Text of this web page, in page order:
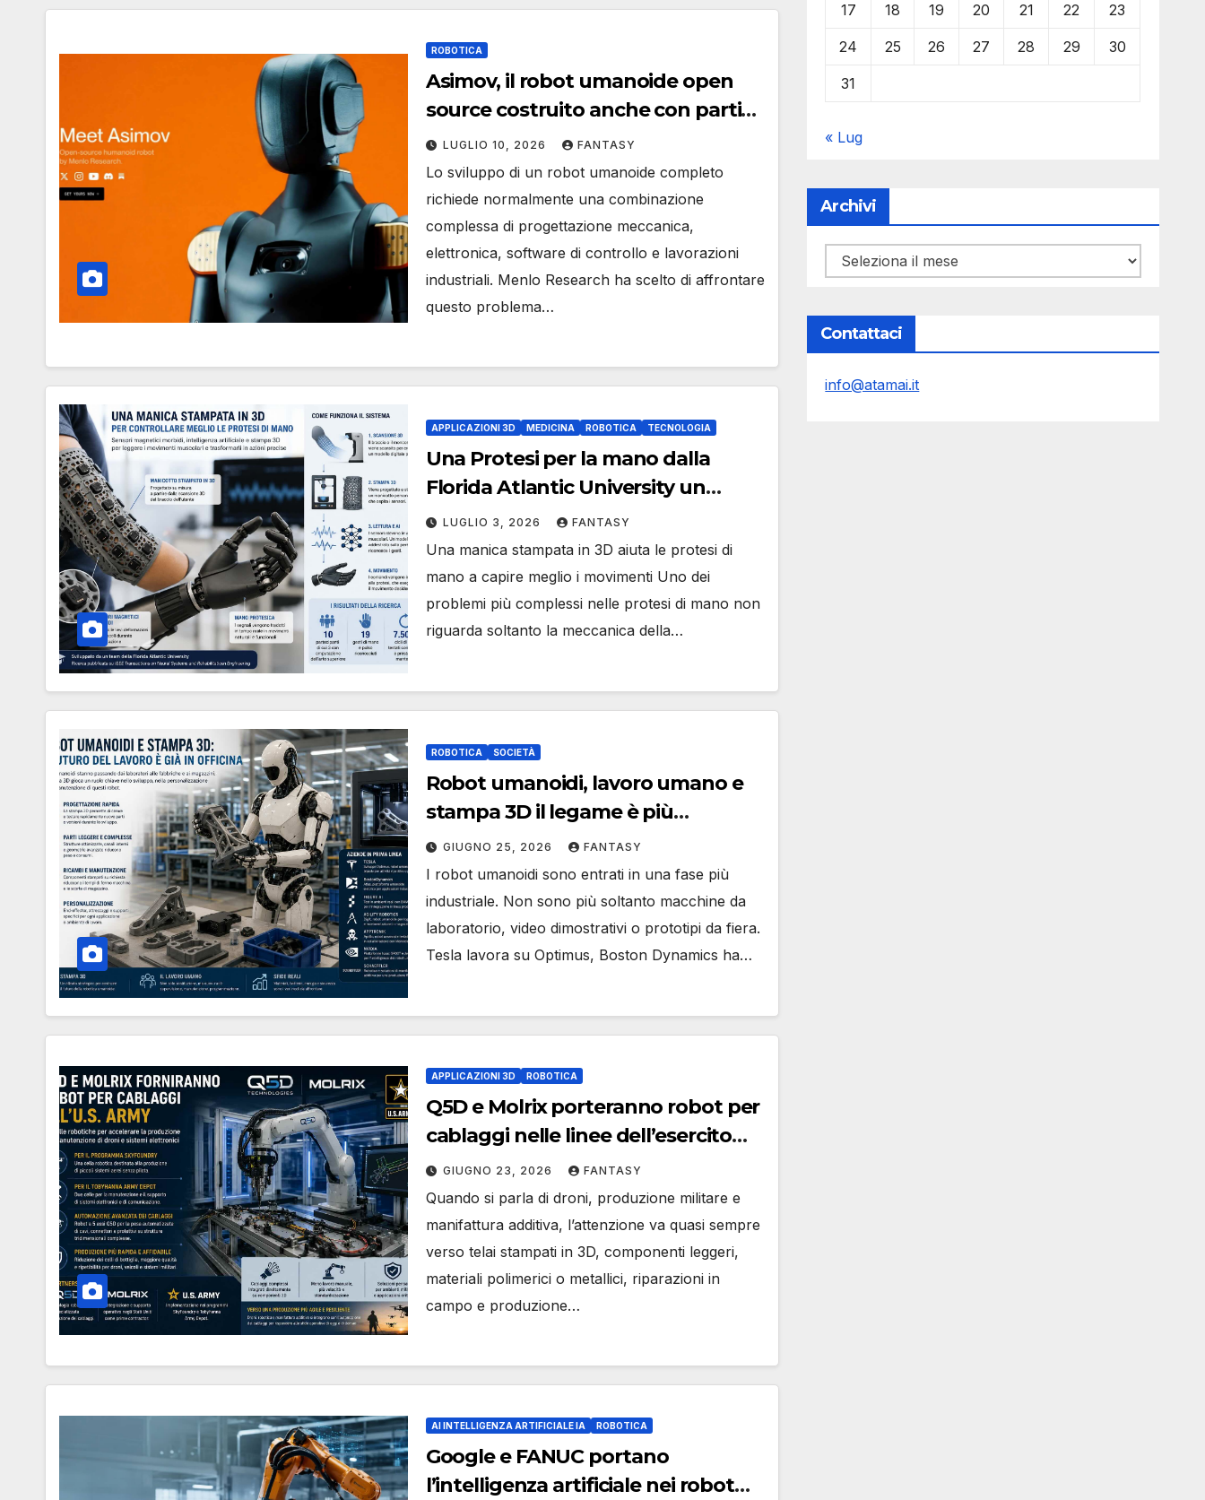
ROBOTICA
Asimov, il robot umanoide open
source costruito anche con parti
stampate in 3D
LUGLIO 10, 2026 FANTASY
Lo sviluppo di un robot umanoide completo
richiede normalmente una combinazione
complessa di progettazione meccanica,
elettronica, software di controllo e lavorazioni
industriali. Menlo Research ha scelto di affrontare
questo problema…
APPLICAZIONI 3D MEDICINA ROBOTICA TECNOLOGIA
Una Protesi per la mano dalla
Florida Atlantic University un
manicotto 3D con sensori
magnetici
LUGLIO 3, 2026 FANTASY
Una manica stampata in 3D aiuta le protesi di
mano a capire meglio i movimenti Uno dei
problemi più complessi nelle protesi di mano non
riguarda soltanto la meccanica della…
ROBOTICA SOCIETÀ
Robot umanoidi, lavoro umano e
stampa 3D il legame è più
concreto di quanto sembri
GIUGNO 25, 2026 FANTASY
I robot umanoidi sono entrati in una fase più
industriale. Non sono più soltanto macchine da
laboratorio, video dimostrativi o prototipi da fiera.
Tesla lavora su Optimus, Boston Dynamics ha…
APPLICAZIONI 3D ROBOTICA
Q5D e Molrix porteranno robot per
cablaggi nelle linee dell’esercito
USA
GIUGNO 23, 2026 FANTASY
Quando si parla di droni, produzione militare e
manifattura additiva, l’attenzione va quasi sempre
verso telai stampati in 3D, componenti leggeri,
materiali polimerici o metallici, riparazioni in
campo e produzione…
AI INTELLIGENZA ARTIFICIALE IA ROBOTICA
Google e FANUC portano
l’intelligenza artificiale nei robot
17 18 19 20 21 22 23
24 25 26 27 28 29 30
31
« Lug
Archivi
Archivi
Contattaci
info@atamai.it